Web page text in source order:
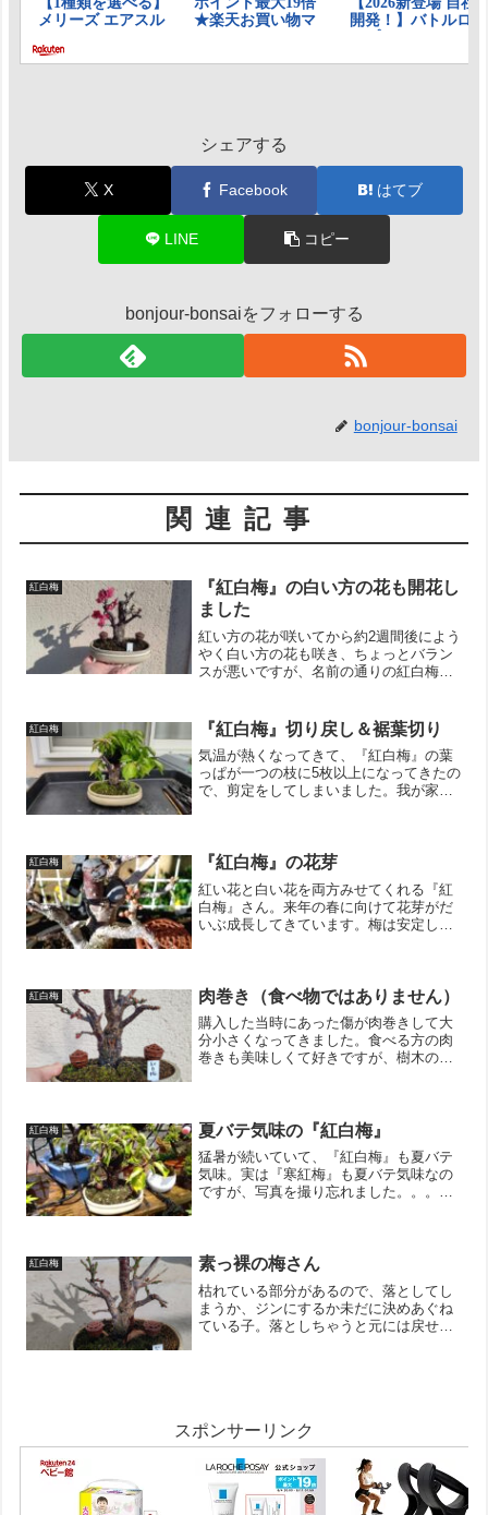
シェアする
X Facebook はてブ
LINE コピー
bonjour-bonsaiをフォローする
bonjour-bonsai
関連記事
紅白梅
『紅白梅』の白い方の花も開花し
ました
紅い方の花が咲いてから約2週間後によう
やく白い方の花も咲き、ちょっとバラン
スが悪いですが、名前の通りの紅白梅に
っくり返すなどして均等に日光が当たる
ようにしたほうが良いの...
紅白梅 『紅白梅』切り戻し＆裾葉切り
気温が熱くなってきて、『紅白梅』の葉
っぱが一つの枝に5枚以上になってきたの
で、剪定をしてしまいました。我が家で
枝に花芽が付くとい...
紅白梅 『紅白梅』の花芽
紅い花と白い花を両方みせてくれる『紅
白梅』さん。来年の春に向けて花芽がだ
いぶ成長してきています。梅は安定して
グ村のランキングに参加...
紅白梅 肉巻き（食べ物ではありません）
購入した当時にあった傷が肉巻きして大
分小さくなってきました。食べる方の肉
巻きも美味しくて好きですが、樹木の傷
ています。 ポチッと...
紅白梅 夏バテ気味の『紅白梅』
猛暑が続いていて、『紅白梅』も夏バテ
気味。実は『寒紅梅』も夏バテ気味なの
ですが、写真を撮り忘れました。。。本
うにか今年の夏は耐えてく...
紅白梅 素っ裸の梅さん
枯れている部分があるので、落としてし
まうか、ジンにするか未だに決めあぐね
ている子。落としちゃうと元には戻せな
スポンサーリンク